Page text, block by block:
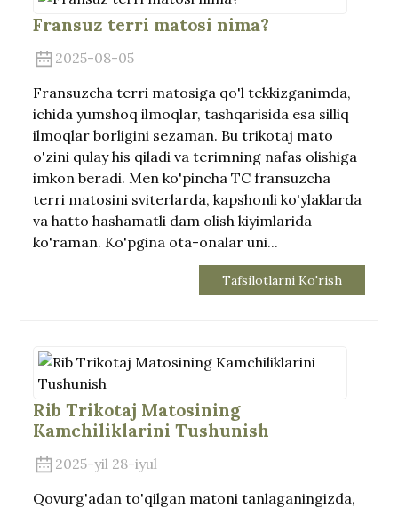
Fransuz terri matosi nima?
2025-08-05
Fransuzcha terri matosiga qo'l tekkizganimda,
ichida yumshoq ilmoqlar, tashqarisida esa silliq
ilmoqlar borligini sezaman. Bu trikotaj mato
o'zini qulay his qiladi va terimning nafas olishiga
imkon beradi. Men ko'pincha TC fransuzcha
terri matosini sviterlarda, kapshonli ko'ylaklarda
va hatto hashamatli dam olish kiyimlarida
ko'raman. Ko'pgina ota-onalar uni...
Tafsilotlarni Ko'rish
Rib Trikotaj Matosining
Kamchiliklarini Tushunish
2025-yil 28-iyul
Qovurg'adan to'qilgan matoni tanlaganingizda,